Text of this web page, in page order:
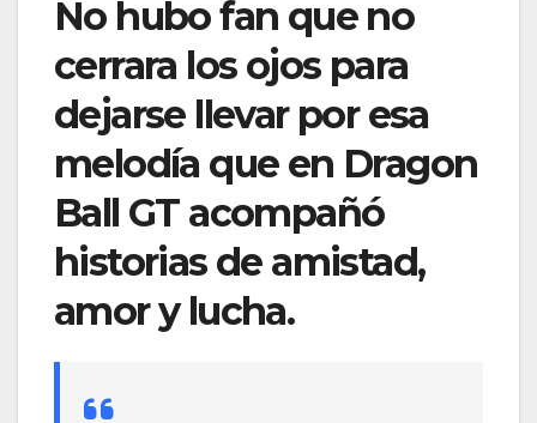
No hubo fan que no
cerrara los ojos para
dejarse llevar por esa
melodía que en Dragon
Ball GT acompañó
historias de amistad,
amor y lucha.